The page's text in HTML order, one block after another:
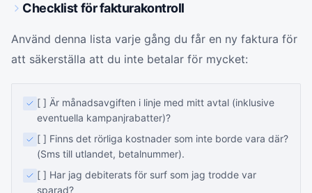
Checklist för fakturakontroll
Använd denna lista varje gång du får en ny faktura för
att säkerställa att du inte betalar för mycket:
[ ] Är månadsavgiften i linje med mitt avtal (inklusive
eventuella kampanjrabatter)?
[ ] Finns det rörliga kostnader som inte borde vara där?
(Sms till utlandet, betalnummer).
[ ] Har jag debiterats för surf som jag trodde var
sparad?